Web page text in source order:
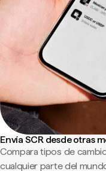
Envía SCR desde otras
Compara tipos de
cualquier parte del